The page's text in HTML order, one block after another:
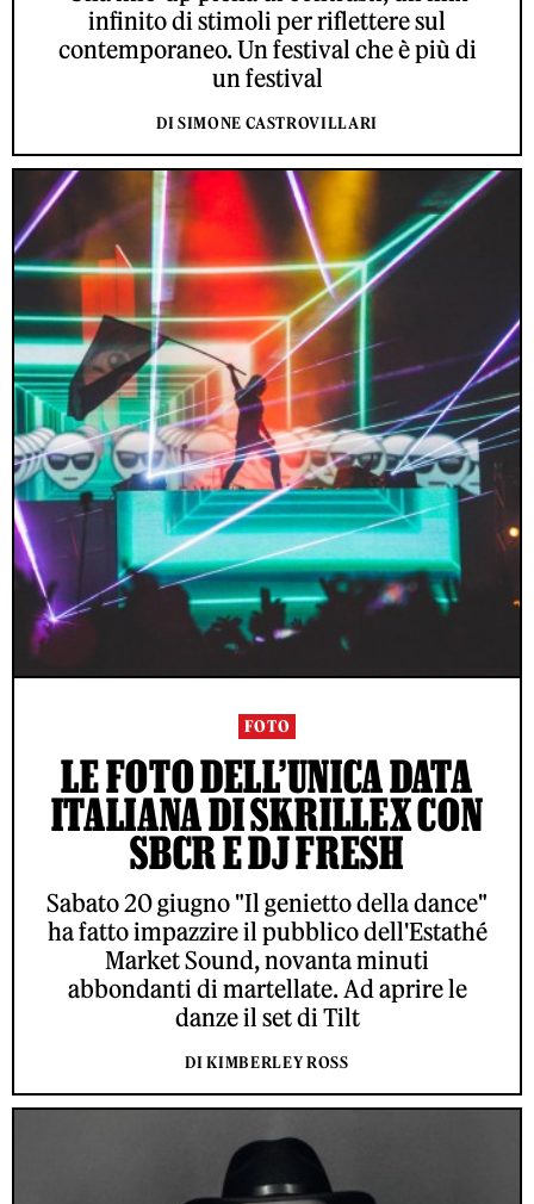
infinito di stimoli per riflettere sul
contemporaneo. Un festival che è più di
un festival
DI SIMONE CASTROVILLARI
FOTO
LE FOTO DELL’UNICA DATA
ITALIANA DI SKRILLEX CON
SBCR E DJ FRESH
Sabato 20 giugno "Il genietto della dance"
ha fatto impazzire il pubblico dell'Estathé
Market Sound, novanta minuti
abbondanti di martellate. Ad aprire le
danze il set di Tilt
DI KIMBERLEY ROSS